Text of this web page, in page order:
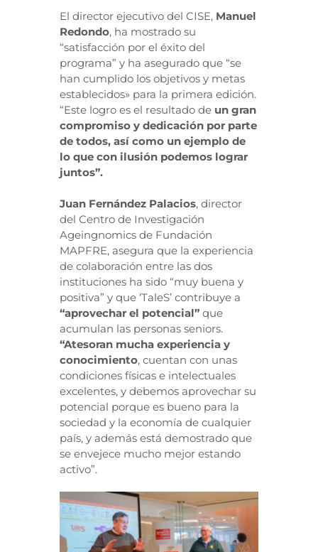
El director ejecutivo del CISE, Manuel
Redondo, ha mostrado su
“satisfacción por el éxito del
programa” y ha asegurado que “se
han cumplido los objetivos y metas
establecidos» para la primera edición.
“Este logro es el resultado de un gran
compromiso y dedicación por parte
de todos, así como un ejemplo de
lo que con ilusión podemos lograr
juntos”.
Juan Fernández Palacios, director
del Centro de Investigación
Ageingnomics de Fundación
MAPFRE, asegura que la experiencia
de colaboración entre las dos
instituciones ha sido “muy buena y
positiva” y que ‘TaleS’ contribuye a
“aprovechar el potencial” que
acumulan las personas seniors.
“Atesoran mucha experiencia y
conocimiento, cuentan con unas
condiciones físicas e intelectuales
excelentes, y debemos aprovechar su
potencial porque es bueno para la
sociedad y la economía de cualquier
país, y además está demostrado que
se envejece mucho mejor estando
activo”.